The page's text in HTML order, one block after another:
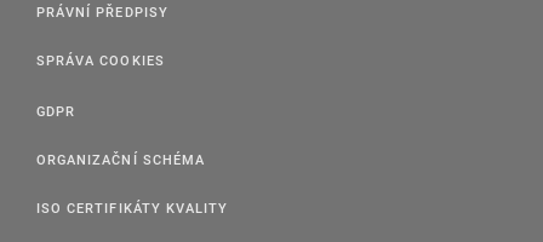
PRÁVNÍ PŘEDPISY
SPRÁVA COOKIES
GDPR
ORGANIZAČNÍ SCHÉMA
ISO CERTIFIKÁTY KVALITY